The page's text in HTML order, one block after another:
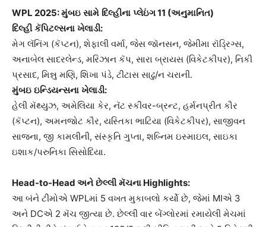
WPL 2025:મુંબઇ સામે દિલ્હીના પ્લેઇંગ11 (અનુમાનિત)
દિલ્હી કૅપિટલ્સના ખેલાડી:
મેગ લૅનિંગ (કૅપ્ટન), શેફાલી વર્મા, જેસ જૉનસન, જેમીમા રૉડ્રિગ્સ,
અનાબેલ સાદરલેન્ડ, મરિઝાન કૅપ, સારા બ્રાયસ (વિકેટકીપર), નિકી
પ્રસાદ, મિન્નુ મણિ, શિખા પંડે, ટીટાસ સાઢુ/ન ચરાની.
મુંબઇ ઇન્ડિયન્સના ખેલાડી:
હેલી મૅથ્યુઝ, અમેલિયા કેર, નૅટ સ્કીવર-બ્રન્ટ, હર્મનપ્રીત કૌર
(કૅપ્ટન), અમનજોટ કૌર, યસ્તિકા ભાટિયા (વિકેટકીપર), સાજીવન
સાજના, જી કામલીની, સંસ્કૃતિ ગુપ્તા, શબ્નિમ ઇસ્માઇલ, સાઇકા
ઇશાક/પરુનિકા સિસોદિયા.
Head-to-Head અને છેલ્લી મૅચના Highlights:
આ બંને ટીમોએ WPLમાં 5 વખત મુકાબલો કર્યો છે, જેમાં MIએ 3
અને DCએ 2 મૅચ જીત્યા છે. છેલ્લી વાર બેંગ્લોરમાં રમાયેલી મેચમાં